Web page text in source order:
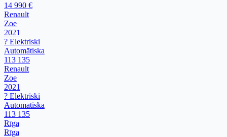
14 990 €
Renault
Zoe
2021
? Elektriski
Automātiska
113 135
Renault
Zoe
2021
? Elektriski
Automātiska
113 135
Rīga
Rīga